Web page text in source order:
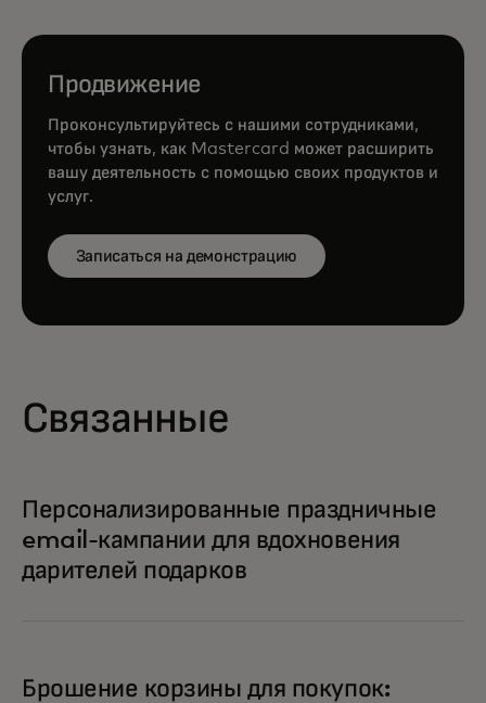
Продвижение
Проконсультируйтесь с нашими сотрудниками,
чтобы узнать, как Mastercard может расширить
вашу деятельность с помощью своих продуктов и
услуг.
Записаться на демонстрацию
Связанные
Персонализированные праздничные
email-кампании для вдохновения
дарителей подарков
Брошение корзины для покупок: